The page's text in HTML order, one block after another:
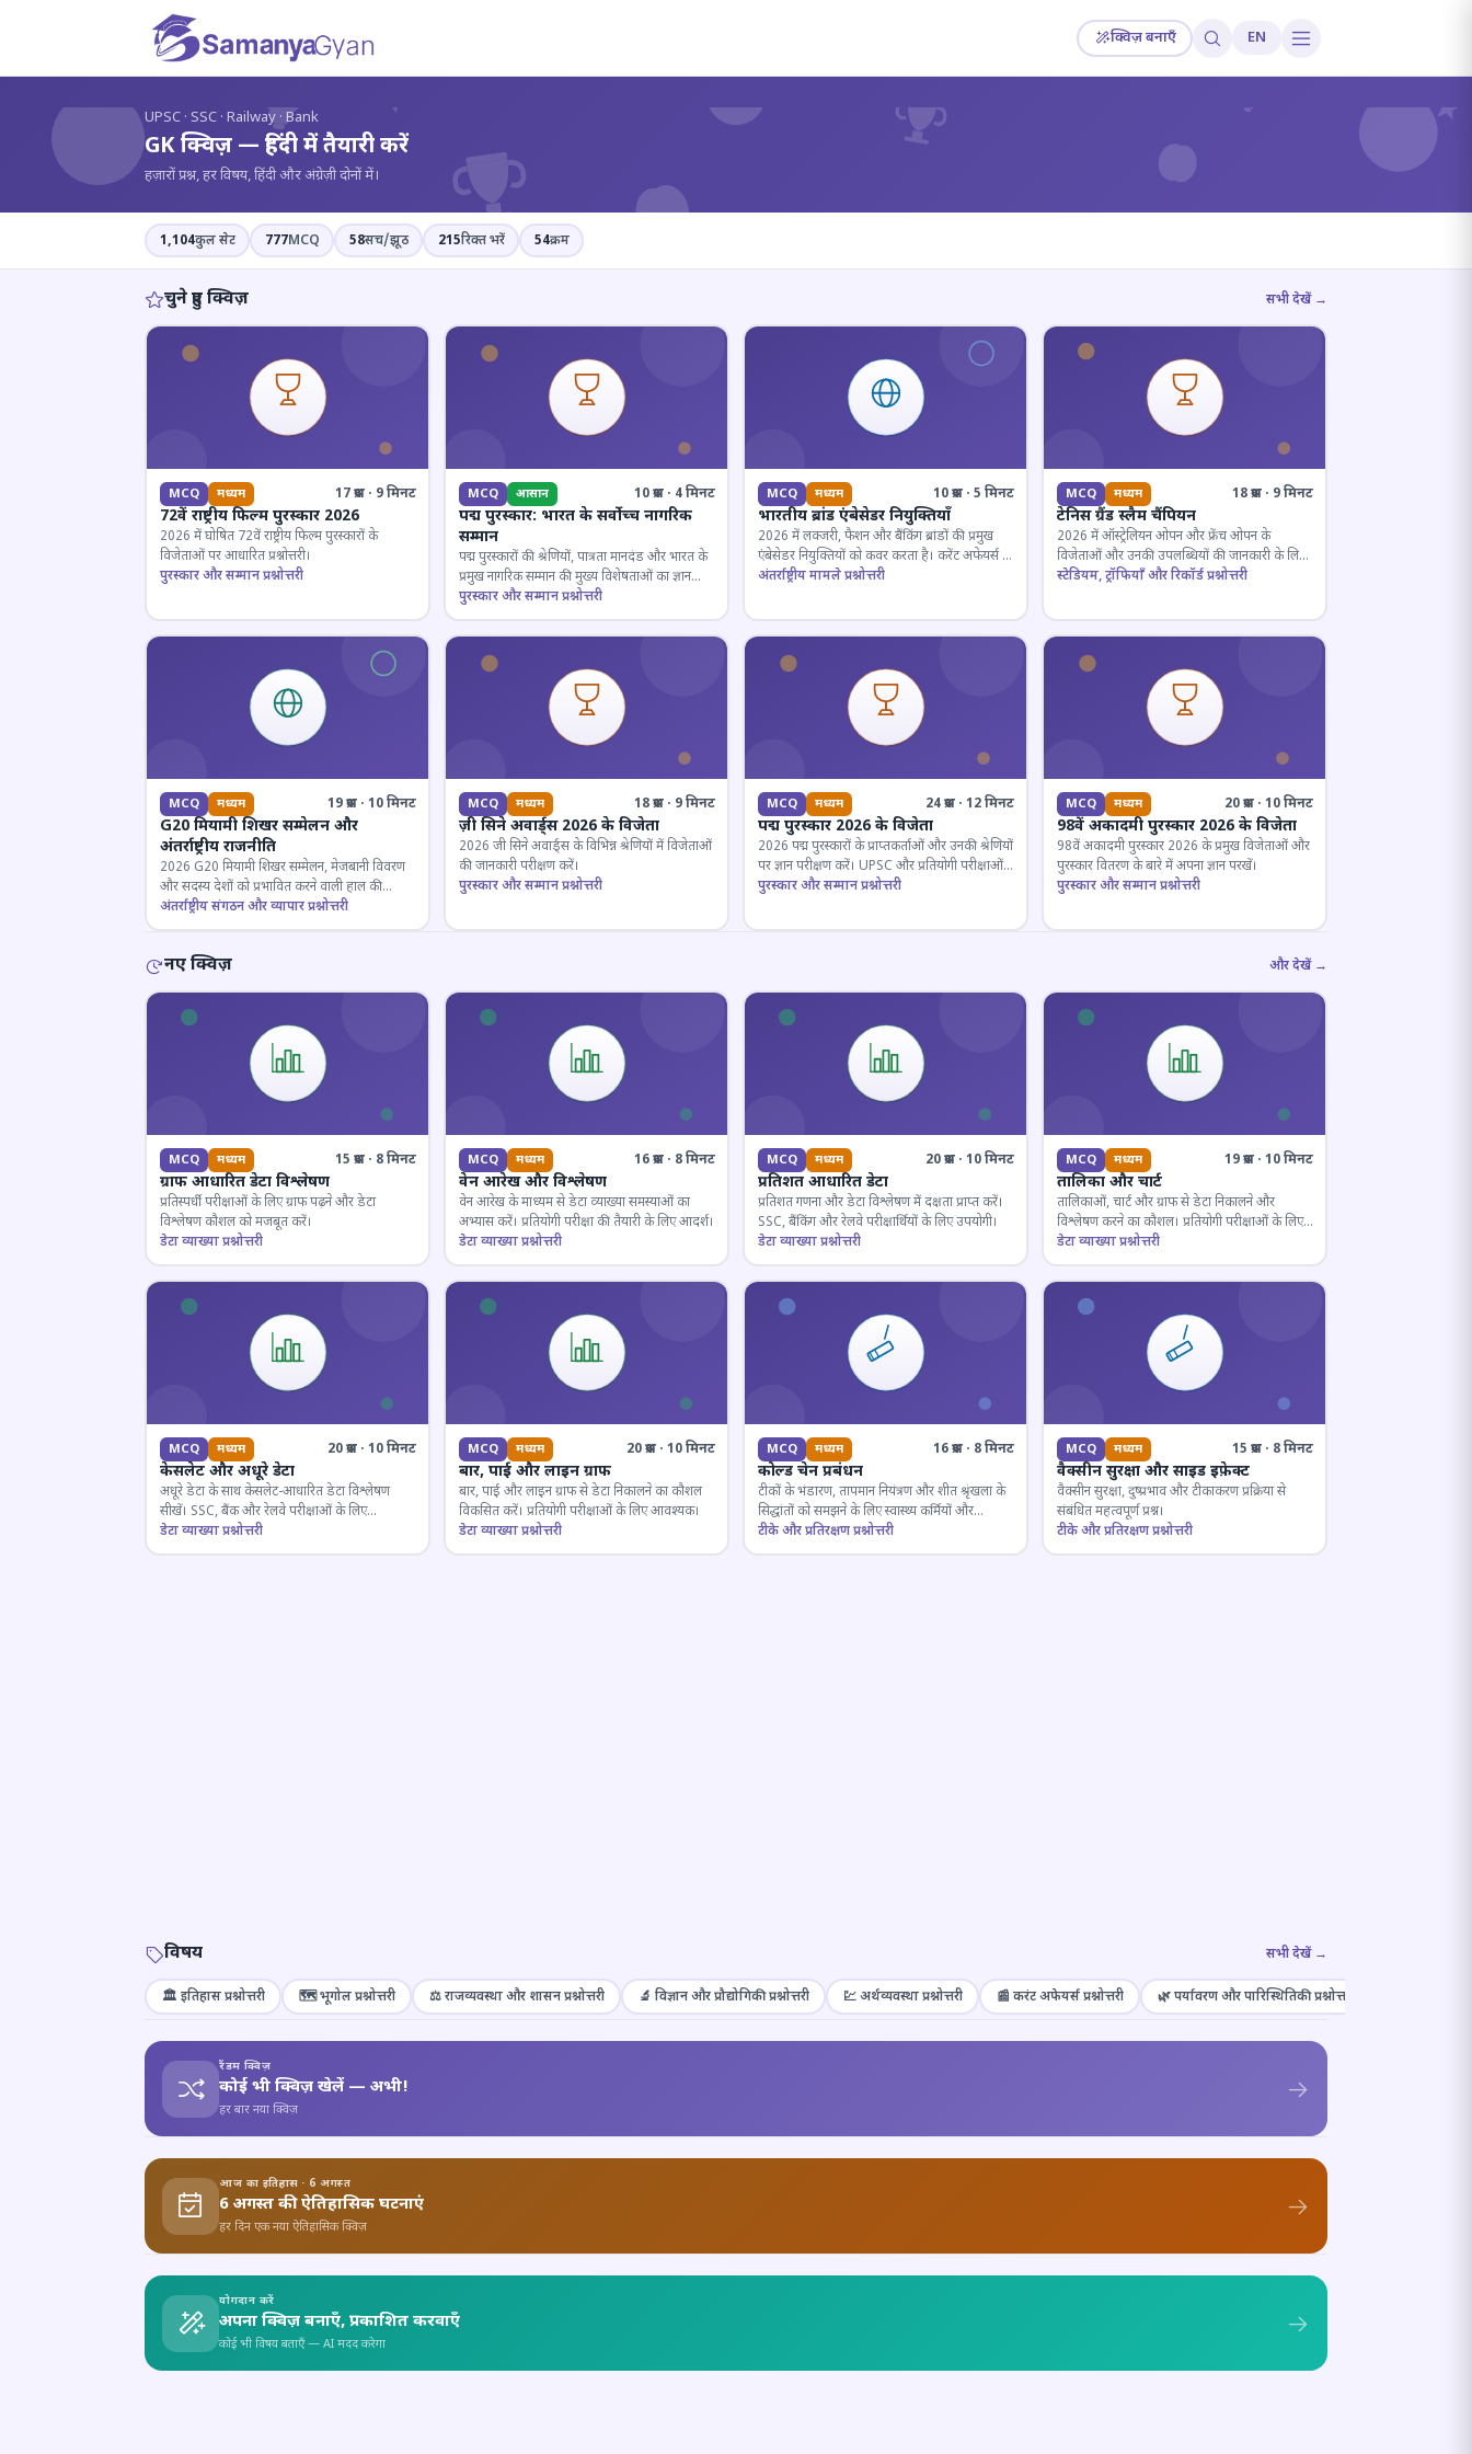
क्विज़ बनाएँ EN
? ? ?
UPSC · SSC · Railway · Bank
GK क्विज़ — हिंदी में तैयारी करें
हज़ारों प्रश्न, हर विषय, हिंदी और अंग्रेज़ी दोनों में।
1,104कुल सेट 777MCQ 58सच/झूठ 215रिक्त भरें 54क्रम
चुने हुए क्विज़ सभी देखें →
MCQ मध्यम 17 प्रश्न · 9 मिनट
72वें राष्ट्रीय फिल्म पुरस्कार 2026
2026 में घोषित 72वें राष्ट्रीय फिल्म पुरस्कारों के
विजेताओं पर आधारित प्रश्नोत्तरी।
पुरस्कार और सम्मान प्रश्नोत्तरी
MCQ आसान 10 प्रश्न · 4 मिनट
पद्म पुरस्कार: भारत के सर्वोच्च नागरिक
सम्मान
पद्म पुरस्कारों की श्रेणियों, पात्रता मानदंड और भारत के
प्रमुख नागरिक सम्मान की मुख्य विशेषताओं का ज्ञान
परखें।
पुरस्कार और सम्मान प्रश्नोत्तरी
MCQ मध्यम 10 प्रश्न · 5 मिनट
भारतीय ब्रांड एंबेसेडर नियुक्तियाँ
2026 में लक्जरी, फैशन और बैंकिंग ब्रांडों की प्रमुख
एंबेसेडर नियुक्तियों को कवर करता है। करेंट अफेयर्स के
लिए जरूरी।
अंतर्राष्ट्रीय मामले प्रश्नोत्तरी
MCQ मध्यम 18 प्रश्न · 9 मिनट
टेनिस ग्रैंड स्लैम चैंपियन
2026 में ऑस्ट्रेलियन ओपन और फ्रेंच ओपन के
विजेताओं और उनकी उपलब्धियों की जानकारी के लिए
क्विज़।
स्टेडियम, ट्रॉफियाँ और रिकॉर्ड प्रश्नोत्तरी
MCQ मध्यम 19 प्रश्न · 10 मिनट
G20 मियामी शिखर सम्मेलन और
अंतर्राष्ट्रीय राजनीति
2026 G20 मियामी शिखर सम्मेलन, मेजबानी विवरण
और सदस्य देशों को प्रभावित करने वाली हाल की
राजनयिक घटनाओं पर ज्ञान परीक्षण करें।
अंतर्राष्ट्रीय संगठन और व्यापार प्रश्नोत्तरी
MCQ मध्यम 18 प्रश्न · 9 मिनट
ज़ी सिने अवार्ड्स 2026 के विजेता
2026 जी सिने अवार्ड्स के विभिन्न श्रेणियों में विजेताओं
की जानकारी परीक्षण करें।
पुरस्कार और सम्मान प्रश्नोत्तरी
MCQ मध्यम 24 प्रश्न · 12 मिनट
पद्म पुरस्कार 2026 के विजेता
2026 पद्म पुरस्कारों के प्राप्तकर्ताओं और उनकी श्रेणियों
पर ज्ञान परीक्षण करें। UPSC और प्रतियोगी परीक्षाओं
के लिए महत्वपूर्ण।
पुरस्कार और सम्मान प्रश्नोत्तरी
MCQ मध्यम 20 प्रश्न · 10 मिनट
98वें अकादमी पुरस्कार 2026 के विजेता
98वें अकादमी पुरस्कार 2026 के प्रमुख विजेताओं और
पुरस्कार वितरण के बारे में अपना ज्ञान परखें।
पुरस्कार और सम्मान प्रश्नोत्तरी
नए क्विज़ और देखें →
MCQ मध्यम 15 प्रश्न · 8 मिनट
ग्राफ आधारित डेटा विश्लेषण
प्रतिस्पर्धी परीक्षाओं के लिए ग्राफ पढ़ने और डेटा
विश्लेषण कौशल को मजबूत करें।
डेटा व्याख्या प्रश्नोत्तरी
MCQ मध्यम 16 प्रश्न · 8 मिनट
वेन आरेख और विश्लेषण
वेन आरेख के माध्यम से डेटा व्याख्या समस्याओं का
अभ्यास करें। प्रतियोगी परीक्षा की तैयारी के लिए आदर्श।
डेटा व्याख्या प्रश्नोत्तरी
MCQ मध्यम 20 प्रश्न · 10 मिनट
प्रतिशत आधारित डेटा
प्रतिशत गणना और डेटा विश्लेषण में दक्षता प्राप्त करें।
SSC, बैंकिंग और रेलवे परीक्षार्थियों के लिए उपयोगी।
डेटा व्याख्या प्रश्नोत्तरी
MCQ मध्यम 19 प्रश्न · 10 मिनट
तालिका और चार्ट
तालिकाओं, चार्ट और ग्राफ से डेटा निकालने और
विश्लेषण करने का कौशल। प्रतियोगी परीक्षाओं के लिए
अनिवार्य।
डेटा व्याख्या प्रश्नोत्तरी
MCQ मध्यम 20 प्रश्न · 10 मिनट
केसलेट और अधूरे डेटा
अधूरे डेटा के साथ केसलेट-आधारित डेटा विश्लेषण
सीखें। SSC, बैंक और रेलवे परीक्षाओं के लिए
महत्वपूर्ण।
डेटा व्याख्या प्रश्नोत्तरी
MCQ मध्यम 20 प्रश्न · 10 मिनट
बार, पाई और लाइन ग्राफ
बार, पाई और लाइन ग्राफ से डेटा निकालने का कौशल
विकसित करें। प्रतियोगी परीक्षाओं के लिए आवश्यक।
डेटा व्याख्या प्रश्नोत्तरी
MCQ मध्यम 16 प्रश्न · 8 मिनट
कोल्ड चेन प्रबंधन
टीकों के भंडारण, तापमान नियंत्रण और शीत श्रृंखला के
सिद्धांतों को समझने के लिए स्वास्थ्य कर्मियों और
परीक्षार्थियों के लिए महत्वपूर्ण।
टीके और प्रतिरक्षण प्रश्नोत्तरी
MCQ मध्यम 15 प्रश्न · 8 मिनट
वैक्सीन सुरक्षा और साइड इफ़ेक्ट
वैक्सीन सुरक्षा, दुष्प्रभाव और टीकाकरण प्रक्रिया से
संबंधित महत्वपूर्ण प्रश्न।
टीके और प्रतिरक्षण प्रश्नोत्तरी
विषय सभी देखें →
🏛️ इतिहास प्रश्नोत्तरी 🗺️ भूगोल प्रश्नोत्तरी ⚖️ राजव्यवस्था और शासन प्रश्नोत्तरी 🔬 विज्ञान और प्रौद्योगिकी प्रश्नोत्तरी 💹 अर्थव्यवस्था प्रश्नोत्तरी 📰 करंट अफेयर्स प्रश्नोत्तरी 🌿 पर्यावरण और पारिस्थितिकी प्रश्नोत्तरी
रैंडम क्विज़
कोई भी क्विज़ खेलें — अभी!
हर बार नया क्विज़
आज का इतिहास · 6 अगस्त
6 अगस्त की ऐतिहासिक घटनाएं
हर दिन एक नया ऐतिहासिक क्विज़
योगदान करें
अपना क्विज़ बनाएँ, प्रकाशित करवाएँ
कोई भी विषय बताएँ — AI मदद करेगा